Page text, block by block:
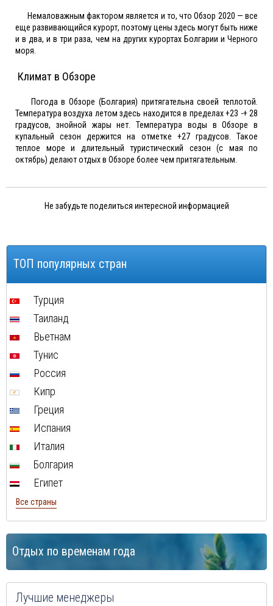
Немаловажным фактором является и то, что Обзор 2020 — все
еще развивающийся курорт, поэтому цены здесь могут быть ниже
и в два, и в три раза, чем на других курортах Болгарии и Черного
моря.
Климат в Обзоре
Погода в Обзоре (Болгария) притягательна своей теплотой.
Температура воздуха летом здесь находится в пределах +23 -+ 28
градусов, знойной жары нет. Температура воды в Обзоре в
купальный сезон держится на отметке +27 градусов. Такое
теплое море и длительный туристический сезон (с мая по
октябрь) делают отдых в Обзоре более чем притягательным.
Не забудьте поделиться интересной информацией
ТОП популярных стран
Турция
Таиланд
Вьетнам
Тунис
Россия
Кипр
Греция
Испания
Италия
Болгария
Египет
Все страны
Отдых по временам года
Лучшие менеджеры